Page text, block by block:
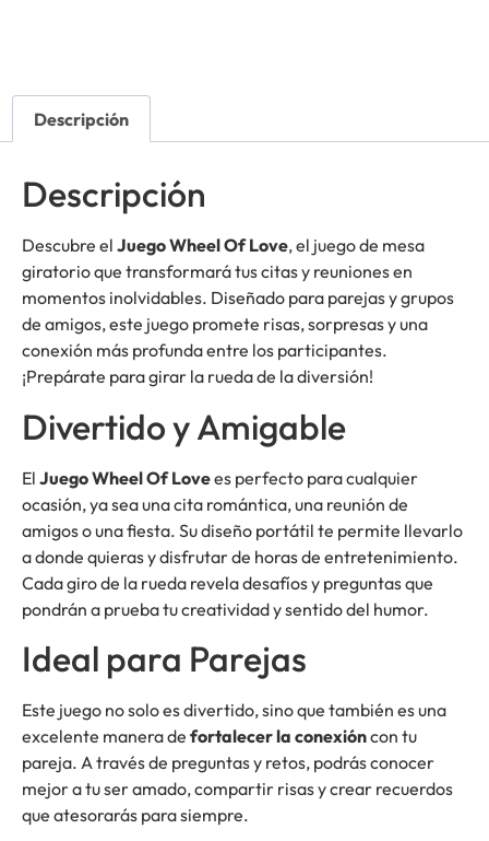
Descripción
Descripción
Descubre el Juego Wheel Of Love, el juego de mesa
giratorio que transformará tus citas y reuniones en
momentos inolvidables. Diseñado para parejas y grupos
de amigos, este juego promete risas, sorpresas y una
conexión más profunda entre los participantes.
¡Prepárate para girar la rueda de la diversión!
Divertido y Amigable
El Juego Wheel Of Lovees perfecto para cualquier
ocasión, ya sea una cita romántica, una reunión de
amigos o una fiesta. Su diseño portátil te permite llevarlo
a donde quieras y disfrutar de horas de entretenimiento.
Cada giro de la rueda revela desafíos y preguntas que
pondrán a prueba tu creatividad y sentido del humor.
Ideal para Parejas
Este juego no solo es divertido, sino que también es una
excelente manera de fortalecer la conexióncon tu
pareja. A través de preguntas y retos, podrás conocer
mejor a tu ser amado, compartir risas y crear recuerdos
que atesorarás para siempre.